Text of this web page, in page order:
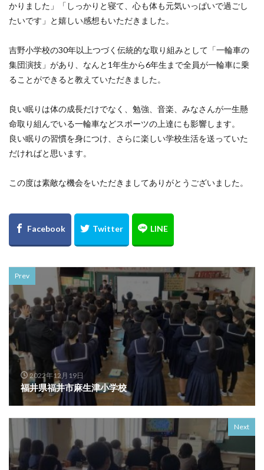
かりました」「しっかりと寝て、心も体も元気いっぱいで過ごし
たいです」と嬉しい感想もいただきました。
吉野小学校の30年以上つづく伝統的な取り組みとして「一輪車の
集団演技」があり、なんと1年生から6年生まで全員が一輪車に乗
ることができると教えていただきました。
良い眠りは体の成長だけでなく、勉強、音楽、みなさんが一生懸
命取り組んでいる一輪車などスポーツの上達にも影響します。
良い眠りの習慣を身につけ、さらに楽しい学校生活を送っていた
だければと思います。
この度は素敵な機会をいただきましてありがとうございました。
Prev
2022年12月19日
福井県福井市麻生津小学校
Next